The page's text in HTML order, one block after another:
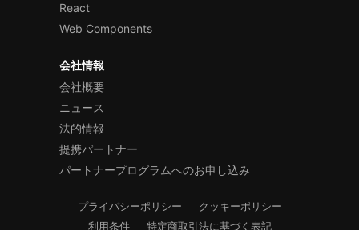
React
Web Components
会社情報
会社概要
ニュース
法的情報
提携パートナー
パートナープログラムへのお申し込み
プライバシーポリシー
クッキーポリシー
利用条件
特定商取引法に基づく表記